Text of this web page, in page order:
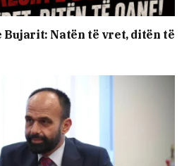
Bujarit: Natën të vret, ditën të